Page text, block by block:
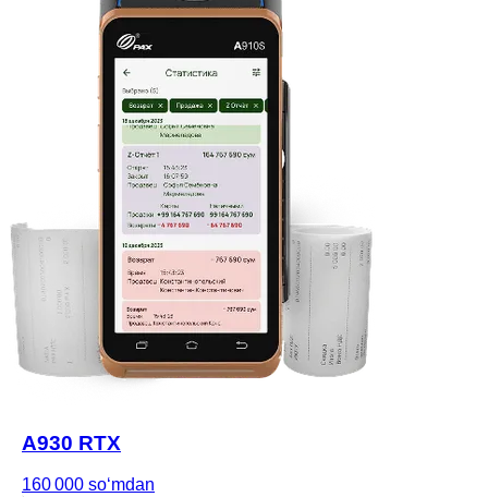
A930 RTX
160 000 soʻmdan